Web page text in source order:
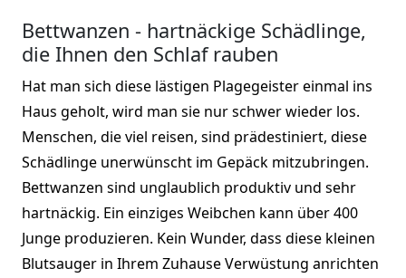
Bettwanzen - hartnäckige Schädlinge,
die Ihnen den Schlaf rauben
Hat man sich diese lästigen Plagegeister einmal ins
Haus geholt, wird man sie nur schwer wieder los.
Menschen, die viel reisen, sind prädestiniert, diese
Schädlinge unerwünscht im Gepäck mitzubringen.
Bettwanzen sind unglaublich produktiv und sehr
hartnäckig. Ein einziges Weibchen kann über 400
Junge produzieren. Kein Wunder, dass diese kleinen
Blutsauger in Ihrem Zuhause Verwüstung anrichten